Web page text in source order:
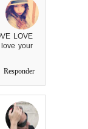
LOVE
your
Responder